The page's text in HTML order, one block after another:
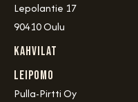
Lepolantie 17
90410 Oulu
Kahvilat
Leipomo
Pulla-Pirtti Oy